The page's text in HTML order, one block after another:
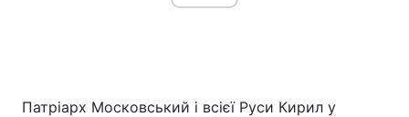
Патріарх Московський і всієї Руси Кирил у